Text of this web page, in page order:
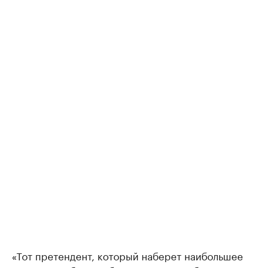
«Тот претендент, который наберет наибольшее